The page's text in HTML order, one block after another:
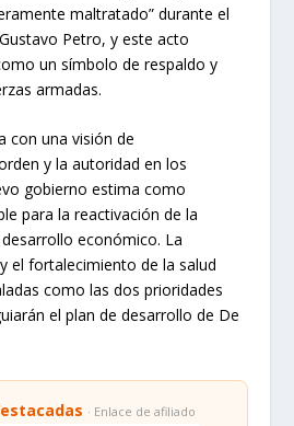
maltratado” durante el
Petro, y este acto
un símbolo de respaldo y
armadas.
con una visión de
y la autoridad en los
gobierno estima como
para la reactivación de la
económico. La
el fortalecimiento de la salud
como las dos prioridades
el plan de desarrollo de De
· Enlace de afiliado